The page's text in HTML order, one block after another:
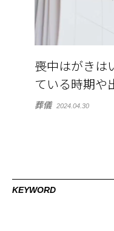
喪中はがきは
ている時期や
葬儀 2024.04.30
KEYWORD